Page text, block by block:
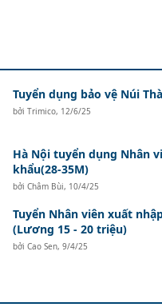
Tuyển dụng bảo vệ Núi
bởi Trimico, 12/6/25
Hà Nội tuyển dụng Nhân
khẩu(28-35M)
bởi Châm Bùi, 10/4/25
Tuyển Nhân viên xuất
(Lương 15 - 20 triệu)
bởi Cao Sen, 9/4/25